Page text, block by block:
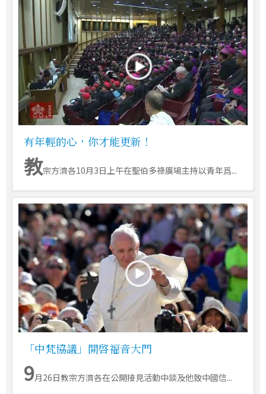
有年輕的心，你才能更新！
教宗方濟各10月3日上午在聖伯多祿廣場主持以青年爲...
「中梵協議」開啓福音大門
9月26日教宗方濟各在公開接見活動中談及他致中國信...